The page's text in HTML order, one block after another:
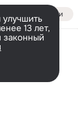
Войти
13 лет,
законный